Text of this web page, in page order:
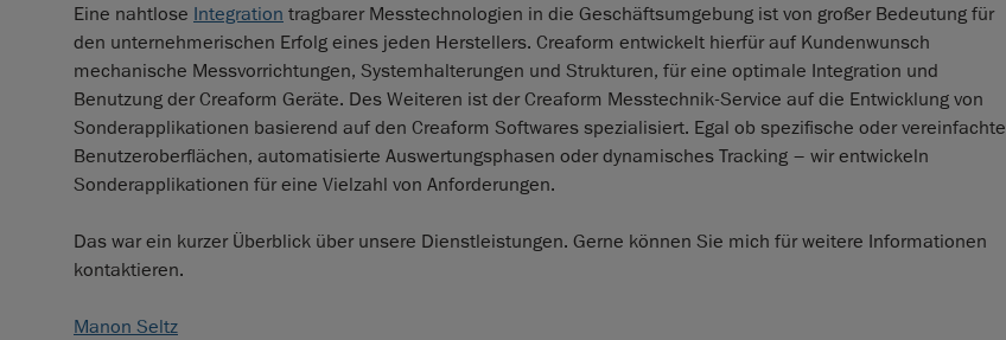
Eine nahtlose Integration tragbarer Messtechnologien in die Geschäftsumgebung ist von großer Bedeutung für
den unternehmerischen Erfolg eines jeden Herstellers. Creaform entwickelt hierfür auf Kundenwunsch
mechanische Messvorrichtungen, Systemhalterungen und Strukturen, für eine optimale Integration und
Benutzung der Creaform Geräte. Des Weiteren ist der Creaform Messtechnik-Service auf die Entwicklung von
Sonderapplikationen basierend auf den Creaform Softwares spezialisiert. Egal ob spezifische oder vereinfachte
Benutzeroberflächen, automatisierte Auswertungsphasen oder dynamisches Tracking – wir entwickeln
Sonderapplikationen für eine Vielzahl von Anforderungen.
Das war ein kurzer Überblick über unsere Dienstleistungen. Gerne können Sie mich für weitere Informationen
kontaktieren.
Manon Seltz